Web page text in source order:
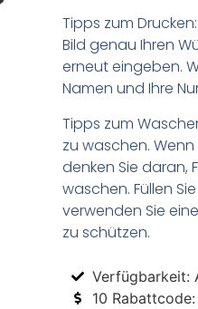
Tipps zum
Bild genau Ihren
erneut eingeben.
Namen und Ihre
Tipps zum
zu waschen.
denken Sie daran,
waschen. Füllen
verwenden Sie
zu schützen.
Verfügbarkeit:
10